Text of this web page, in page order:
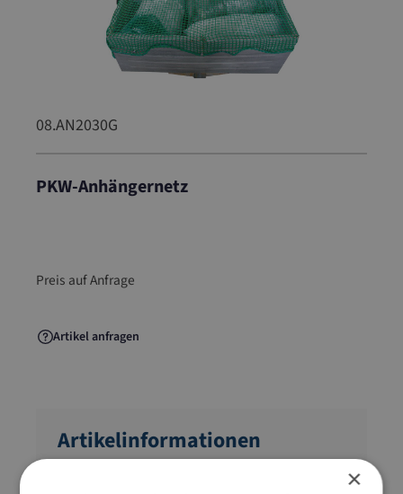
08.AN2030G
PKW-Anhängernetz
Preis auf Anfrage
Artikel anfragen
Artikelinformationen
×